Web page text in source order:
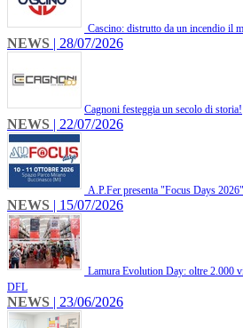
Cascino: distrutto da un incendio il
NEWS | 28/07/2026
​Cagnoni festeggia un secolo di storia!
NEWS | 22/07/2026
A.P.Fer presenta "Focus Days 2026"
NEWS | 15/07/2026
Lamura Evolution Day: oltre 2.000
DFL
NEWS | 23/06/2026